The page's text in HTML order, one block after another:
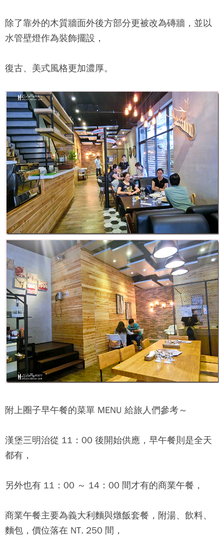
除了靠外的木質牆面外後方部分更被改為磚牆，並以
水管壁燈作為裝飾擺設，
復古、美式風格更加濃厚。
附上圈子早午餐的菜單 MENU 給旅人們參考～
漢堡三明治從 11：00 後開始供應，早午餐則是全天
都有，
另外也有 11：00 ～ 14：00 間才有的商業午餐，
商業午餐主要為義大利麵與燉飯套餐，附湯、飲料、
麵包，價位落在 NT. 250 間，